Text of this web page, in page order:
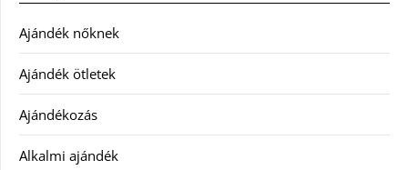
Ajándék nőknek
Ajándék ötletek
Ajándékozás
Alkalmi ajándék